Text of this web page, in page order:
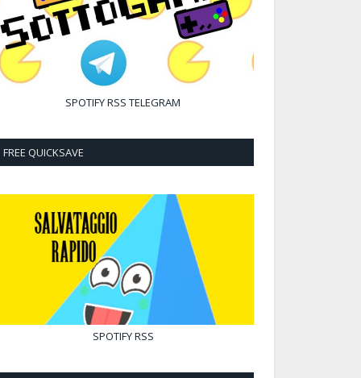
SPOTIFYRSS TELEGRAM
FREE QUICKSAVE
SPOTIFYRSS